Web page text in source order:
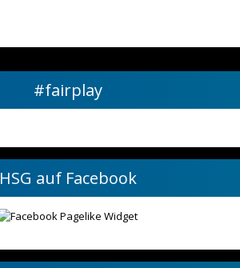
#fairplay
HSG auf Facebook